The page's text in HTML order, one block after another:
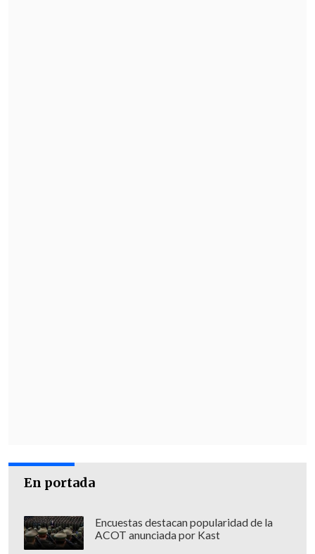
En portada
Encuestas destacan popularidad de la
ACOT anunciada por Kast